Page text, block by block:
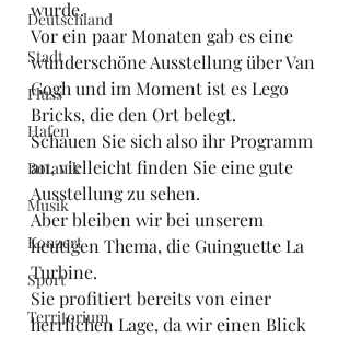
Deutschland
Stadt
Fluss
Hafen
Botanik
Musik
Konzert
Sport
Territorium
wurde.
Vor ein paar Monaten gab es eine
wunderschöne Ausstellung über Van
Gogh und im Moment ist es Lego
Bricks, die den Ort belegt.
Schauen Sie sich also ihr Programm
an, vielleicht finden Sie eine gute
Ausstellung zu sehen.
Aber bleiben wir bei unserem
heutigen Thema, die Guinguette La
Turbine.
Sie profitiert bereits von einer
herrlichen Lage, da wir einen Blick